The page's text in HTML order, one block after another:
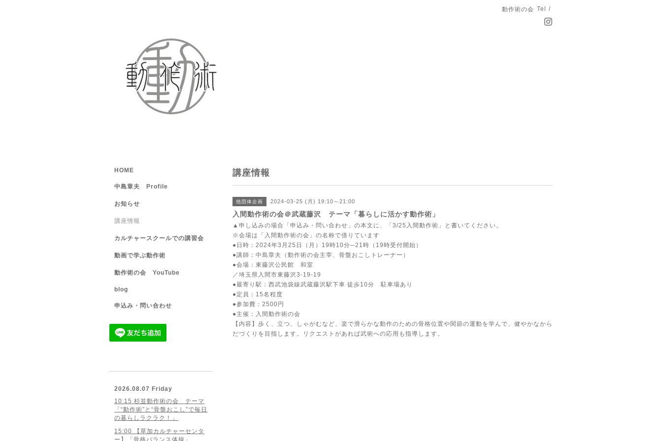
動作術の会 Tel /
講座情報
他団体企画 2024-03-25 (月) 19:10～21:00
入間動作術の会＠武蔵藤沢 テーマ「暮らしに活かす動作術」
▲申し込みの場合「申込み・問い合わせ」の本文に、「3/25入間動作術」と書いてください。
※会場は「入間動作術の会」の名称で借りています
●日時：2024年3月25日（月）19時10分─21時（19時受付開始）
●講師：中島章夫（動作術の会主宰、骨盤おこしトレーナー）
●会場：東藤沢公民館 和室
／埼玉県入間市東藤沢3-19-19
●最寄り駅：西武池袋線武蔵藤沢駅下車 徒歩10分 駐車場あり
●定員：15名程度
●参加費：2500円
●主催：入間動作術の会
【内容】歩く、立つ、しゃがむなど、楽で滑らかな動作のための骨格位置や関節の運動を学んで、健やかなから
だづくりを目指します。リクエストがあれば武術への応用も指導します。
HOME
中島章夫 Profile
お知らせ
講座情報
カルチャースクールでの講習会
動画で学ぶ動作術
動作術の会 YouTube
blog
申込み・問い合わせ
2026.08.07 Friday
10:15 杉並動作術の会 テーマ
「“動作術”と“骨盤おこし”で毎日
の暮らしラクラク！」
15:00 【草加カルチャーセンタ
ー】「骨格バランス体操」